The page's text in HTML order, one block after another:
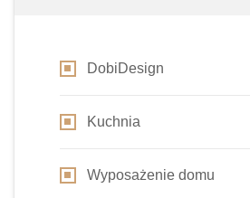
DobiDesign
Kuchnia
Wyposażenie domu